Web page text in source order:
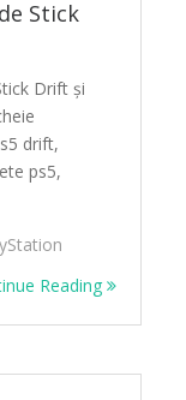
Stick
Drift și
drift,
ps5,
Reading